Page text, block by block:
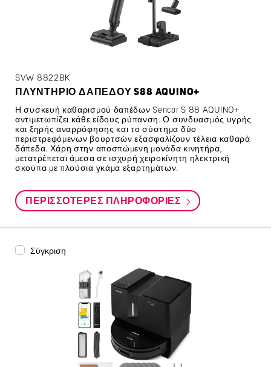
SVW 8822BK
ΠΛΥΝΤΉΡΙΟ ΔΑΠΈΔΟΥ S88 AQUINO+
Η συσκευή καθαρισμού δαπέδων Sencor S 88 AQUINO+
αντιμετωπίζει κάθε είδους ρύπανση. Ο συνδυασμός υγρής
και ξηρής αναρρόφησης και το σύστημα δύο
περιστρεφόμενων βουρτσών εξασφαλίζουν τέλεια καθαρά
δάπεδα. Χάρη στην αποσπώμενη μονάδα κινητήρα,
μετατρέπεται άμεσα σε ισχυρή χειροκίνητη ηλεκτρική
σκούπα με πλούσια γκάμα εξαρτημάτων.
ΠΕΡΙΣΣΌΤΕΡΕΣ ΠΛΗΡΟΦΟΡΊΕΣ
Σύγκριση